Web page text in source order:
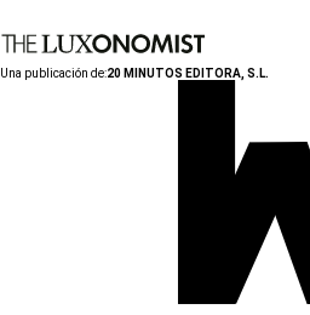
Una publicación de:20 MINUTOS EDITORA, S.L.